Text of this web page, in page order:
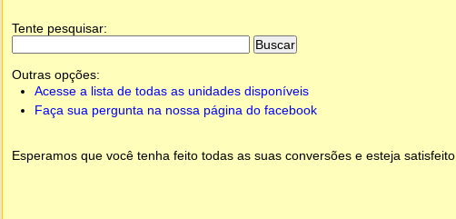
Tente pesquisar:
Outras opções:
Acesse a lista de todas as unidades disponíveis
Faça sua pergunta na nossa página do facebook
Esperamos que você tenha feito todas as suas conversões e esteja satisfeito